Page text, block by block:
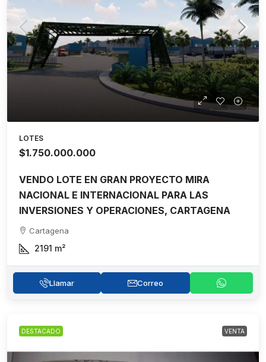
LOTES
$1.750.000.000
VENDO LOTE EN GRAN PROYECTO MIRA
NACIONAL E INTERNACIONAL PARA LAS
INVERSIONES Y OPERACIONES, CARTAGENA
Cartagena
2191 m²
Llamar Correo
DESTACADO VENTA